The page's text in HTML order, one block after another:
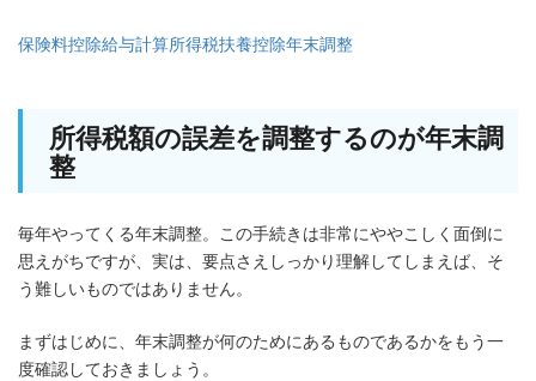
保険料控除給与計算所得税扶養控除年末調整
所得税額の誤差を調整するのが年末調
整
毎年やってくる年末調整。この手続きは非常にややこしく面倒に
思えがちですが、実は、要点さえしっかり理解してしまえば、そ
う難しいものではありません。
まずはじめに、年末調整が何のためにあるものであるかをもう一
度確認しておきましょう。